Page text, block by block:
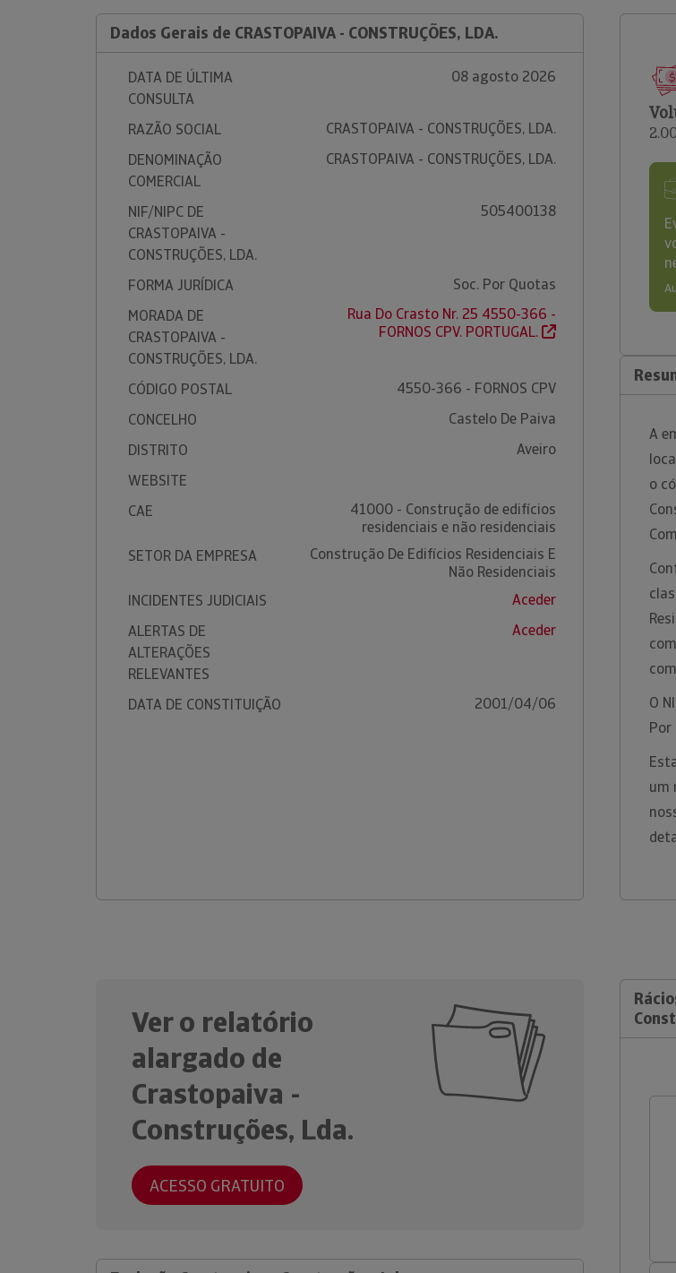
Dados Gerais de CRASTOPAIVA - CONSTRUÇÕES, LDA.
DATA DE ÚLTIMA
CONSULTA
08 agosto 2026
RAZÃO SOCIAL
CRASTOPAIVA - CONSTRUÇÕES, LDA.
DENOMINAÇÃO
COMERCIAL
CRASTOPAIVA - CONSTRUÇÕES, LDA.
NIF/NIPC DE
CRASTOPAIVA -
CONSTRUÇÕES, LDA.
505400138
FORMA JURÍDICA
Soc. Por Quotas
MORADA DE
CRASTOPAIVA -
CONSTRUÇÕES, LDA.
Rua Do Crasto Nr. 25 4550-366 -
FORNOS CPV. PORTUGAL.
CÓDIGO POSTAL
4550-366 - FORNOS CPV
CONCELHO
Castelo De Paiva
DISTRITO
Aveiro
WEBSITE
CAE
41000 - Construção de edifícios
residenciais e não residenciais
SETOR DA EMPRESA
Construção De Edifícios Residenciais E
Não Residenciais
INCIDENTES JUDICIAIS
Aceder
ALERTAS DE
ALTERAÇÕES
RELEVANTES
Aceder
DATA DE CONSTITUIÇÃO 2001/04/06
A
o
O
Por
um
Ver o relatório
alargado de
Crastopaiva -
Construções, Lda.
ACESSO GRATUITO